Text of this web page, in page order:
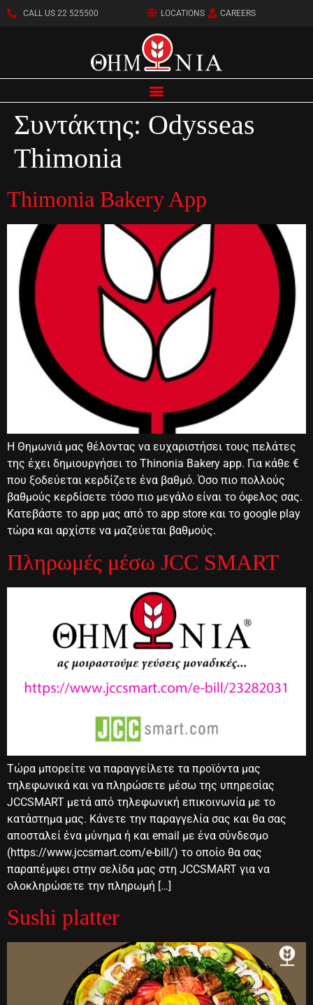
CALL US 22 525500 LOCATIONS CAREERS
Συντάκτης: Odysseas
Thimonia
Thimonia Bakery App
Η Θημωνιά μας θέλοντας να ευχαριστήσει τους πελάτες
της έχει δημιουργήσει το Thinonia Bakery app. Για κάθε €
που ξοδεύεται κερδίζετε ένα βαθμό. Όσο πιο πολλούς
βαθμούς κερδίσετε τόσο πιο μεγάλο είναι το όφελος σας.
Κατεβάστε το app μας από το app store και το google play
τώρα και αρχίστε να μαζεύεται βαθμούς.
Πληρωμές μέσω JCC SMART
Τώρα μπορείτε να παραγγείλετε τα προϊόντα μας
τηλεφωνικά και να πληρώσετε μέσω της υπηρεσίας
JCCSMART μετά από τηλεφωνική επικοινωνία με το
κατάστημα μας. Κάνετε την παραγγελία σας και θα σας
αποσταλεί ένα μύνημα ή και email με ένα σύνδεσμο
(https://www.jccsmart.com/e-bill/) το οποίο θα σας
παραπέμψει στην σελίδα μας στη JCCSMART για να
ολοκληρώσετε την πληρωμή […]
Sushi platter